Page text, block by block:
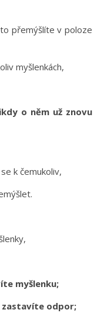
přemýšlíte v poloze
myšlenkách,
o něm už znovu
k čemukoliv,
myšlenku;
zastavíte odpor;